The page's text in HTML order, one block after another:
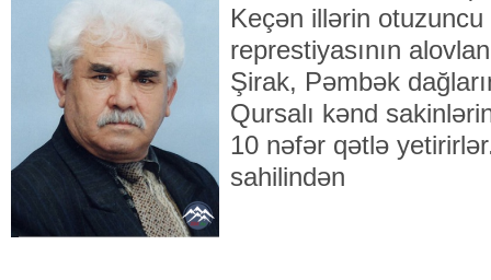
Keçən illərin
represtiyasının
Şirak, Pəmbək
Qursalı kənd
10 nəfər qətlə
sahilindən